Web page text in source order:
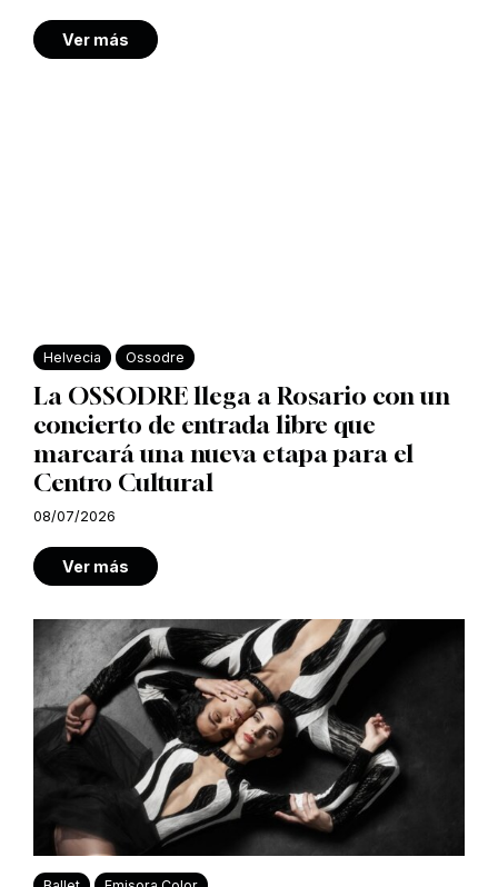
Ver más
Helvecia Ossodre
La OSSODRE llega a Rosario con un
concierto de entrada libre que
marcará una nueva etapa para el
Centro Cultural
08/07/2026
Ver más